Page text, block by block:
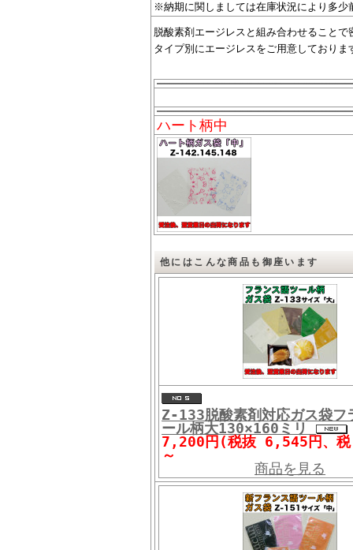
※納期に関しましては在庫状況により多少
脱酸素剤エージレスと組み合わせること
タイプ別にエージレスをご用意しておりま
ハート柄中
他にはこんな商品も御座います
Z-133脱酸素剤対応ガス袋フ
ール柄大130×160ミリ
7,200円(税抜 6,545円、
～
商品を見る